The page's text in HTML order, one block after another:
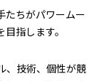
たちがパワームー
指します。
、技術、個性が競